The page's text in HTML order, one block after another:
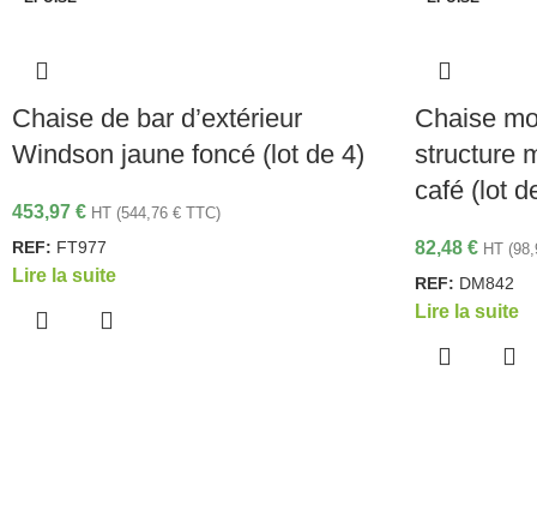
Chaise de bar d’extérieur
Windson jaune foncé (lot de 4)
453,97 € HT (544,76 € TTC)
REF: FT977
Lire la suite
Chaise
structure
café (lot
82,48 € HT (
REF: DM842
Lire la suite